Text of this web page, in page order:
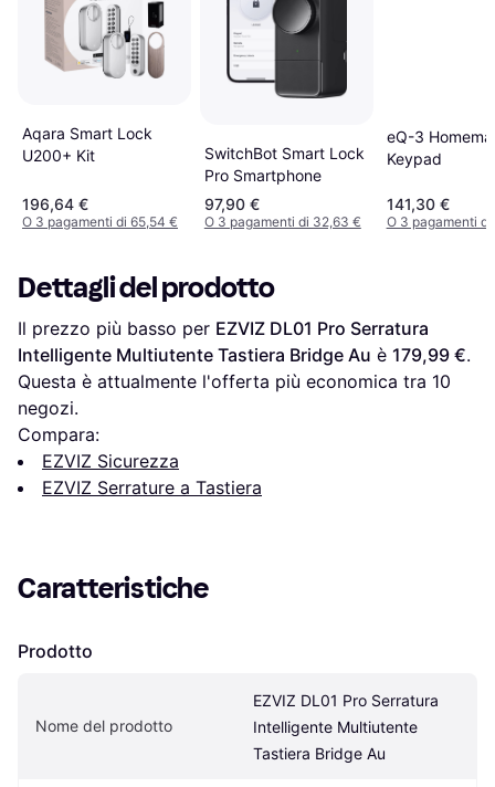
Aqara Smart Lock
U200+ Kit
196,64 €
O 3 pagamenti di 65,54 €
SwitchBot Smart Lock
Pro Smartphone
97,90 €
O 3 pagamenti di 32,63 €
eQ-3
Keypad
141,30 €
O 3 pagamenti di
Dettagli del prodotto
Il prezzo più basso per EZVIZ DL01 Pro Serratura
Intelligente Multiutente Tastiera Bridge Au è 179,99 €.
Questa è attualmente l'offerta più economica tra 10
negozi.
Compara:
EZVIZ Sicurezza
EZVIZ Serrature a Tastiera
Caratteristiche
Prodotto
Nome del prodotto
EZVIZ DL01 Pro Serratura
Intelligente Multiutente
Tastiera Bridge Au